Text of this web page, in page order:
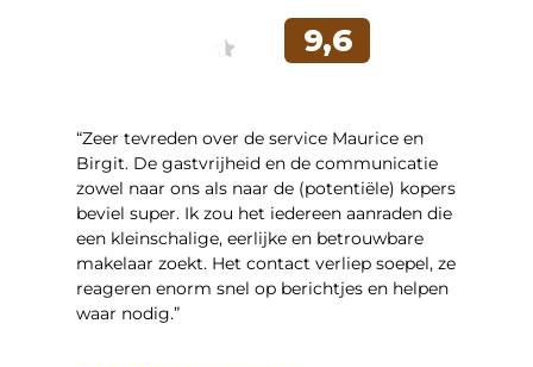
“Zeer tevreden over de service Maurice en
Birgit. De gastvrijheid en de communicatie
zowel naar ons als naar de (potentiële) kopers
beviel super. Ik zou het iedereen aanraden die
een kleinschalige, eerlijke en betrouwbare
makelaar zoekt. Het contact verliep soepel, ze
reageren enorm snel op berichtjes en helpen
waar nodig.”